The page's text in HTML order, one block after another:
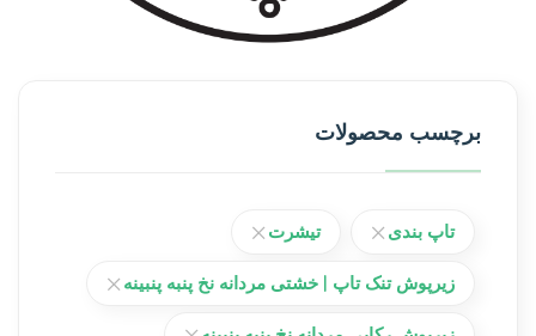
برچسب محصولات
تاپ بندی تیشرت
زیرپوش تنک تاپ | خشتی مردانه نخ پنبه پنبینه